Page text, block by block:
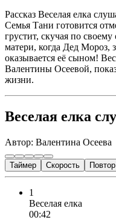
Рассказ Веселая елка
Семья Тани готовится
грустит, скучая по
матери, когда Дед Мороз,
оказывается её сыном!
Валентины Осеевой,
жизни.
Веселая елка
Автор: Валентина Осеева
Таймер Скорость Повтор
1
Веселая елка
00:42